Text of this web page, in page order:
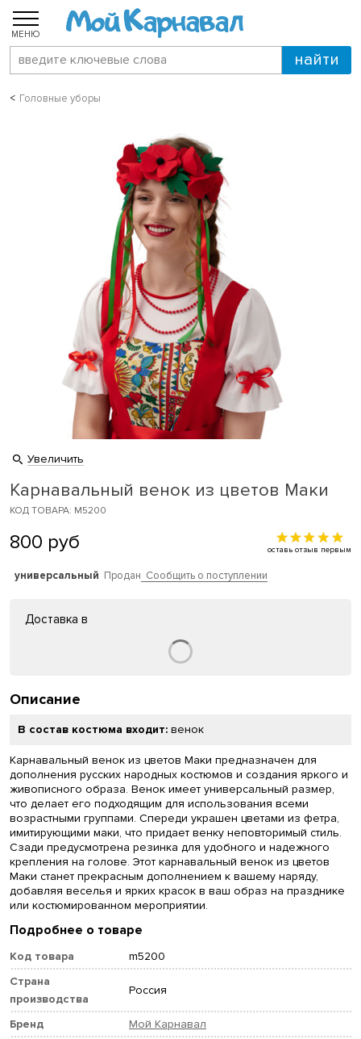
МЕНЮ
Головные уборы
Увеличить
Карнавальный венок из цветов Маки
КОД ТОВАРА: M5200
800 руб оставь отзыв первым
универсальный Продан Сообщить о поступлении
Доставка в
Описание
В состав костюма входит: венок
Карнавальный венок из цветов Маки предназначен для
дополнения русских народных костюмов и создания яркого и
живописного образа. Венок имеет универсальный размер,
что делает его подходящим для использования всеми
возрастными группами. Спереди украшен цветами из фетра,
имитирующими маки, что придает венку неповторимый стиль.
Сзади предусмотрена резинка для удобного и надежного
крепления на голове. Этот карнавальный венок из цветов
Маки станет прекрасным дополнением к вашему наряду,
добавляя веселья и ярких красок в ваш образ на празднике
или костюмированном мероприятии.
Подробнее о товаре
Код товара
m5200
Страна
производства
Россия
Бренд
Мой Карнавал